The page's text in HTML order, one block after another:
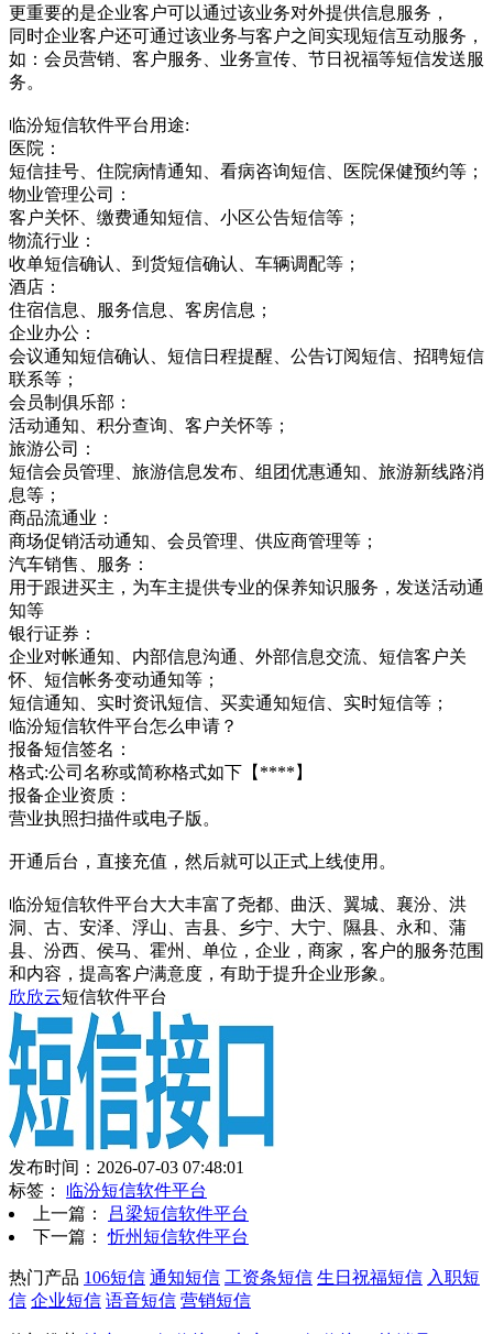
更重要的是企业客户可以通过该业务对外提供信息服务，
同时企业客户还可通过该业务与客户之间实现短信互动服务，
如：会员营销、客户服务、业务宣传、节日祝福等短信发送服
务。
临汾短信软件平台用途:
医院：
短信挂号、住院病情通知、看病咨询短信、医院保健预约等；
物业管理公司：
客户关怀、缴费通知短信、小区公告短信等；
物流行业：
收单短信确认、到货短信确认、车辆调配等；
酒店：
住宿信息、服务信息、客房信息；
企业办公：
会议通知短信确认、短信日程提醒、公告订阅短信、招聘短信
联系等；
会员制俱乐部：
活动通知、积分查询、客户关怀等；
旅游公司：
短信会员管理、旅游信息发布、组团优惠通知、旅游新线路消
息等；
商品流通业：
商场促销活动通知、会员管理、供应商管理等；
汽车销售、服务：
用于跟进买主，为车主提供专业的保养知识服务，发送活动通
知等
银行证券：
企业对帐通知、内部信息沟通、外部信息交流、短信客户关
怀、短信帐务变动通知等；
短信通知、实时资讯短信、买卖通知短信、实时短信等；
临汾短信软件平台怎么申请？
报备短信签名：
格式:公司名称或简称格式如下【****】
报备企业资质：
营业执照扫描件或电子版。
开通后台，直接充值，然后就可以正式上线使用。
临汾短信软件平台大大丰富了尧都、曲沃、翼城、襄汾、洪
洞、古、安泽、浮山、吉县、乡宁、大宁、隰县、永和、蒲
县、汾西、侯马、霍州、单位，企业，商家，客户的服务范围
和内容，提高客户满意度，有助于提升企业形象。
欣欣云短信软件平台
发布时间：2026-07-03 07:48:01
标签： 临汾短信软件平台
上一篇：
吕梁短信软件平台
下一篇：忻州短信软件平台
热门产品 106短信 通知短信 工资条短信 生日祝福短信 入职短
信 企业短信 语音短信 营销短信